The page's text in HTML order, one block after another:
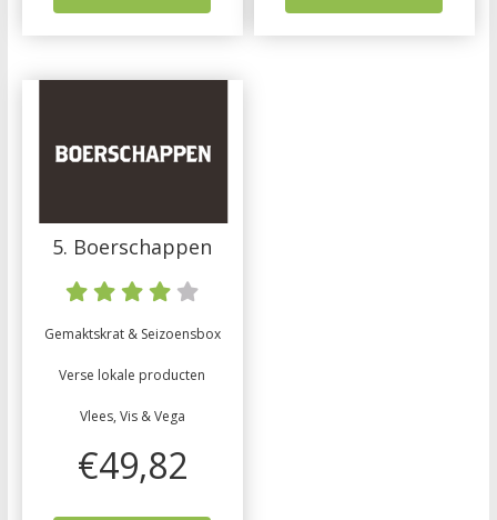
5. Boerschappen
Gemaktskrat & Seizoensbox
Verse lokale producten
Vlees, Vis & Vega
€49,82